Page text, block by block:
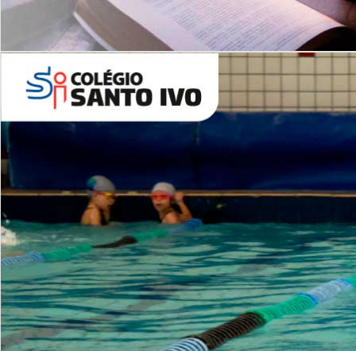
Leituras Literárias
(Proficiência)
ALUNOS NOVOS
Entre em Contato
INSTITUCIONAL